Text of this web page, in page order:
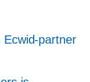
Ecwid-partner